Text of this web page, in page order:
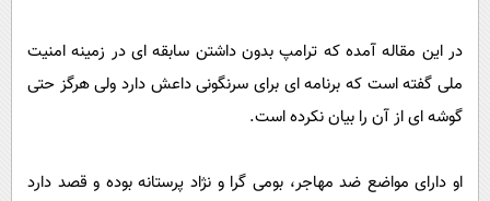
در این مقاله آمده که ترامپ بدون داشتن سابقه ای در زمینه امنیت
ملی گفته است که برنامه ای برای سرنگونی داعش دارد ولی هرگز حتی
گوشه ای از آن را بیان نکرده است.
او دارای مواضع ضد مهاجر، بومی گرا و نژاد پرستانه بوده و قصد دارد